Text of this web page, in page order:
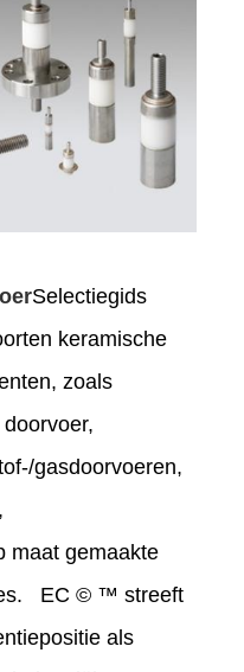
Selectiegids
keramische
zoals
gasdoorvoeren,
maat gemaakte
EC © ™ streeft
als